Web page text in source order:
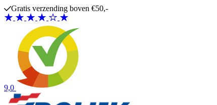
Ga naar de inhoud
Gratis verzending boven €50,-
9,0